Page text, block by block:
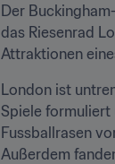
Der
das Riesenrad
Attraktionen
London ist
Spiele formuliert
Fussballrasen
Außerdem